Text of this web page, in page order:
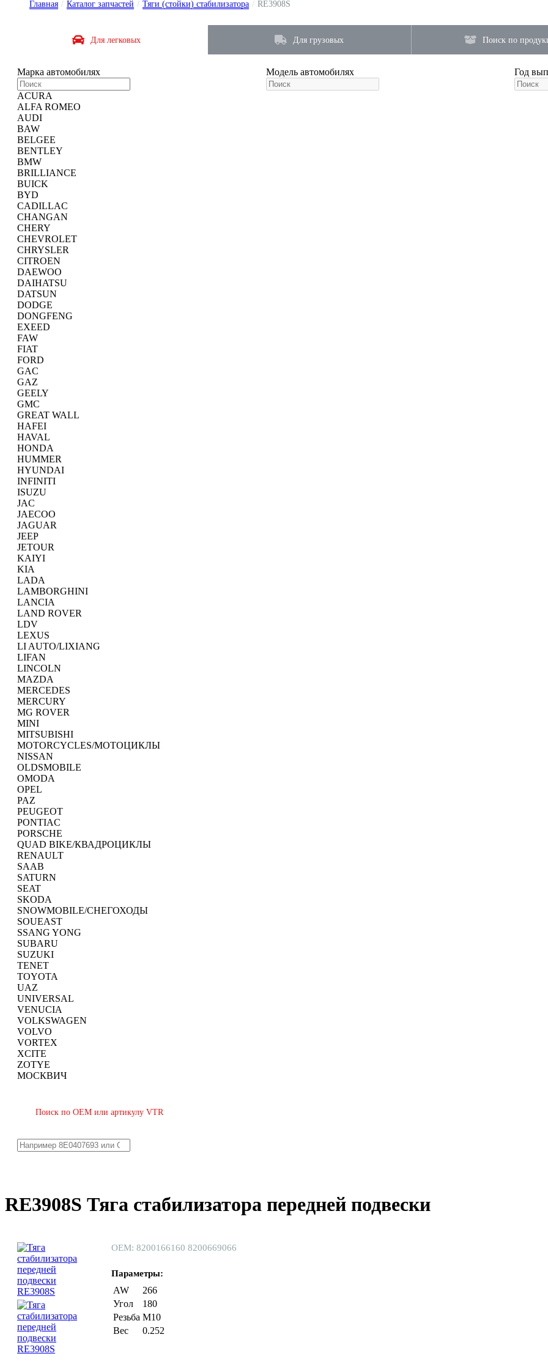
Главная / Каталог запчастей / Тяги (стойки) стабилизатора / RE3908S
Для легковых
Марка автомобиляx
ACURA
ALFA ROMEO
AUDI
BAW
BELGEE
BENTLEY
BMW
BRILLIANCE
BUICK
BYD
CADILLAC
CHANGAN
CHERY
CHEVROLET
CHRYSLER
CITROEN
DAEWOO
DAIHATSU
DATSUN
DODGE
DONGFENG
EXEED
FAW
FIAT
FORD
GAC
GAZ
GEELY
GMC
GREAT WALL
HAFEI
HAVAL
HONDA
HUMMER
HYUNDAI
INFINITI
ISUZU
JAC
JAECOO
JAGUAR
JEEP
JETOUR
KAIYI
KIA
LADA
LAMBORGHINI
LANCIA
LAND ROVER
LDV
LEXUS
LI AUTO/LIXIANG
LIFAN
LINCOLN
MAZDA
MERCEDES
MERCURY
MG ROVER
MINI
MITSUBISHI
MOTORCYCLES/МОТОЦИКЛЫ
NISSAN
OLDSMOBILE
OMODA
OPEL
PAZ
PEUGEOT
PONTIAC
PORSCHE
QUAD BIKE/КВАДРОЦИКЛЫ
RENAULT
SAAB
SATURN
SEAT
SKODA
SNOWMOBILE/СНЕГОХОДЫ
SOUEAST
SSANG YONG
SUBARU
SUZUKI
TENET
TOYOTA
UAZ
UNIVERSAL
VENUCIA
VOLKSWAGEN
VOLVO
VORTEX
XCITE
ZOTYE
МОСКВИЧ
Модель автомобиляx Год
Для грузовых Поиск по
Поиск по OEM или артикулу VTR
RE3908S Тяга стабилизатора передней подвески
ОЕМ: 8200166160 8200669066
Параметры:
AW
266
Угол
180
Резьба M10
Вес
0.252